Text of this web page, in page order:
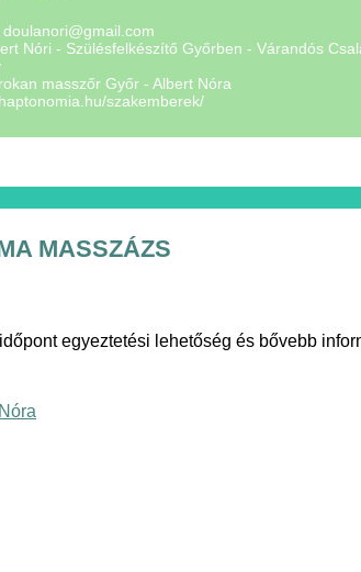
doulanori@gmail. com
Nóri - Szülésfelkészítő Győrben - Várandós
masszőr Győr - Albert Nóra
szakemberek/
MASSZÁZS
egyeztetési lehetőség és bővebb